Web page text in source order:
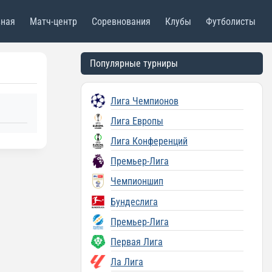
Матч-центр Соревнования Клубы Футболисты
Популярные турниры
Лига Чемпионов
Лига Европы
Лига Конференций
Премьер-Лига
Чемпионшип
Бундеслига
Премьер-Лига
Первая Лига
Ла Лига